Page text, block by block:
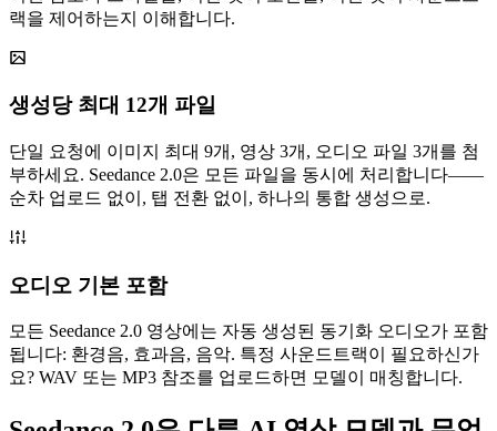
랙을 제어하는지 이해합니다.
생성당 최대 12개 파일
단일 요청에 이미지 최대 9개, 영상 3개, 오디오 파일 3개를 첨
부하세요. Seedance 2.0은 모든 파일을 동시에 처리합니다——
순차 업로드 없이, 탭 전환 없이, 하나의 통합 생성으로.
오디오 기본 포함
모든 Seedance 2.0 영상에는 자동 생성된 동기화 오디오가 포함
됩니다: 환경음, 효과음, 음악. 특정 사운드트랙이 필요하신가
요? WAV 또는 MP3 참조를 업로드하면 모델이 매칭합니다.